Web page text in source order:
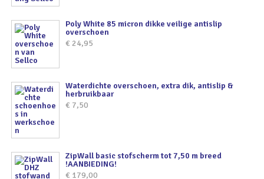
Poly White 85 micron dikke veilige antislip
overschoen
€ 24,95
Waterdichte overschoen, extra dik, antislip &
herbruikbaar
€ 7,50
ZipWall basic stofscherm tot 7,50 m breed
!AANBIEDING!
€ 179,00